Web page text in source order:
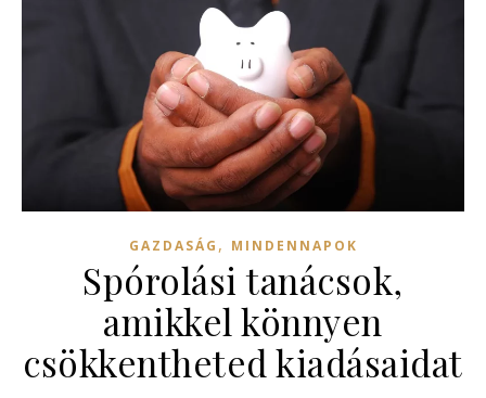
GAZDASÁG , MINDENNAPOK
Spórolási tanácsok,
amikkel könnyen
csökkentheted kiadásaidat